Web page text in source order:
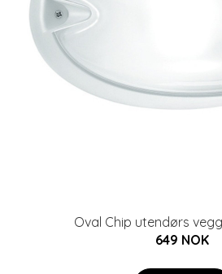
Oval Chip utendørs
649 NOK